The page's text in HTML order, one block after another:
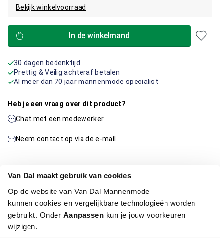
Van Dal maakt gebruik van cookies
Op de website van Van Dal Mannenmode
kunnen cookies en vergelijkbare technologieën worden
gebruikt. Onder Aanpassen kun je jouw voorkeuren
wijzigen.
Bekijk winkelvoorraad
In de winkelmand
30 dagen bedenktijd
Prettig & Veilig achteraf betalen
Al meer dan 70 jaar mannenmode specialist
Heb je een vraag over dit product?
Chat met een medewerker
Neem contact op via de e-mail
Productinformatie
Artikelnummer
1003775-78
Kleur:
Off White
Maatinformatie